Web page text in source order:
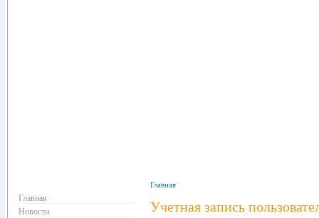
Главная
Учетная запись
Главная
Новости